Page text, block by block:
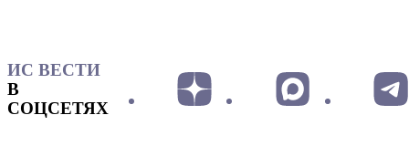
ИС ВЕСТИ
В
СОЦСЕТЯХ